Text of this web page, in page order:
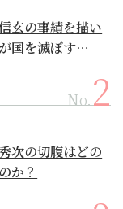
玄の事績を描い
国を滅ぼす…
No.
次の切腹はどの
か？